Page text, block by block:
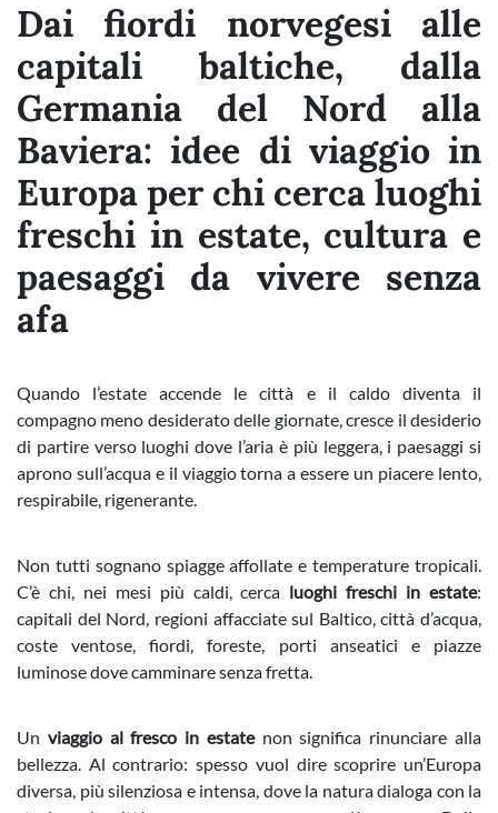
Dai fiordi norvegesi alle
capitali baltiche, dalla
Germania del Nord alla
Baviera: idee di viaggio in
Europa per chi cerca luoghi
freschi in estate, cultura e
paesaggi da vivere senza
afa
Quando l’estate accende le città e il caldo diventa il
compagno meno desiderato delle giornate, cresce il desiderio
di partire verso luoghi dove l’aria è più leggera, i paesaggi si
aprono sull’acqua e il viaggio torna a essere un piacere lento,
respirabile, rigenerante.
Non tutti sognano spiagge affollate e temperature tropicali.
C’è chi, nei mesi più caldi, cerca luoghi freschi in estate:
capitali del Nord, regioni affacciate sul Baltico, città d’acqua,
coste ventose, fiordi, foreste, porti anseatici e piazze
luminose dove camminare senza fretta.
Un viaggio al fresco in estatenon significa rinunciare alla
bellezza. Al contrario: spesso vuol dire scoprire un’Europa
diversa, più silenziosa e intensa, dove la natura dialoga con la